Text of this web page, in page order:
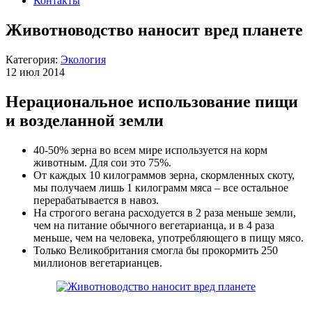
Животноводство наносит вред планете
Категория: Экология
12 июл 2014
Нерациональное использование пищи
и возделанной земли
40-50% зерна во всем мире используется на корм
животным. Для сои это 75%.
От каждых 10 килограммов зерна, скормленных скоту,
мы получаем лишь 1 килограмм мяса – все остальное
перерабатывается в навоз.
На строгого вегана расходуется в 2 раза меньше земли,
чем на питание обычного вегетарианца, и в 4 раза
меньше, чем на человека, употребляющего в пищу мясо.
Только Великобритания смогла бы прокормить 250
миллионов вегетарианцев.